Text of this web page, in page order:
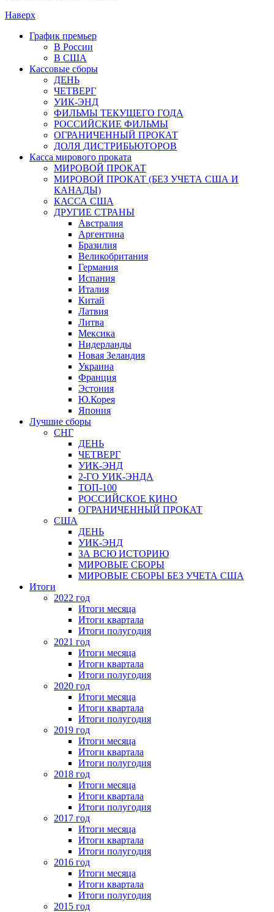
Наверх
График премьер
В России
В США
Кассовые сборы
ДЕНЬ
ЧЕТВЕРГ
УИК-ЭНД
ФИЛЬМЫ ТЕКУЩЕГО ГОДА
РОССИЙСКИЕ ФИЛЬМЫ
ОГРАНИЧЕННЫЙ ПРОКАТ
ДОЛЯ ДИСТРИБЬЮТОРОВ
Касса мирового проката
МИРОВОЙ ПРОКАТ
МИРОВОЙ ПРОКАТ (БЕЗ УЧЕТА США И
КАНАДЫ)
КАССА США
ДРУГИЕ СТРАНЫ
Австралия
Аргентина
Бразилия
Великобритания
Германия
Испания
Италия
Китай
Латвия
Литва
Мексика
Нидерланды
Новая Зеландия
Украина
Франция
Эстония
Ю.Корея
Япония
Лучшие сборы
СНГ
ДЕНЬ
ЧЕТВЕРГ
УИК-ЭНД
2-ГО УИК-ЭНДА
ТОП-100
РОССИЙСКОЕ КИНО
ОГРАНИЧЕННЫЙ ПРОКАТ
США
ДЕНЬ
УИК-ЭНД
ЗА ВСЮ ИСТОРИЮ
МИРОВЫЕ СБОРЫ
МИРОВЫЕ СБОРЫ БЕЗ УЧЕТА США
Итоги
2022 год
Итоги месяца
Итоги квартала
Итоги полугодия
2021 год
Итоги месяца
Итоги квартала
Итоги полугодия
2020 год
Итоги месяца
Итоги квартала
Итоги полугодия
2019 год
Итоги месяца
Итоги квартала
Итоги полугодия
2018 год
Итоги месяца
Итоги квартала
Итоги полугодия
2017 год
Итоги месяца
Итоги квартала
Итоги полугодия
2016 год
Итоги месяца
Итоги квартала
Итоги полугодия
2015 год